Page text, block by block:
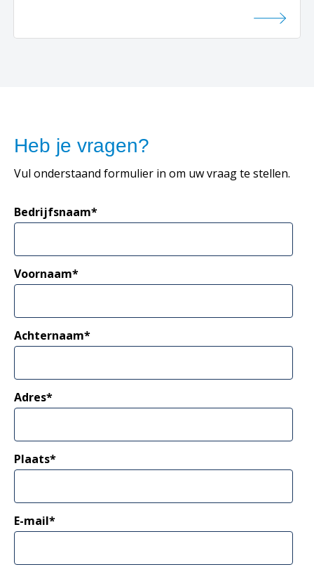
Heb je vragen?
Vul onderstaand formulier in om uw vraag te stellen.
Bedrijfsnaam*
Voornaam*
Achternaam*
Adres*
Plaats*
E-mail*